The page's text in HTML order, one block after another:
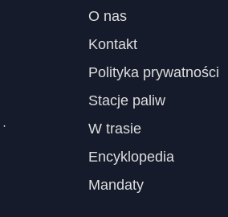
·
O nas
Kontakt
Polityka prywatności
Stacje paliw
W trasie
Encyklopedia
Mandaty